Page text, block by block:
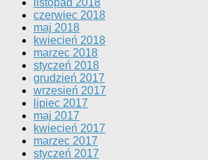
czerwiec 2018
maj 2018
kwiecień 2018
marzec 2018
styczeń 2018
grudzień 2017
wrzesień 2017
lipiec 2017
maj 2017
kwiecień 2017
marzec 2017
styczeń 2017